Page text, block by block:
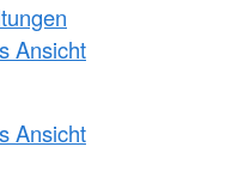
Ansicht
Ansicht